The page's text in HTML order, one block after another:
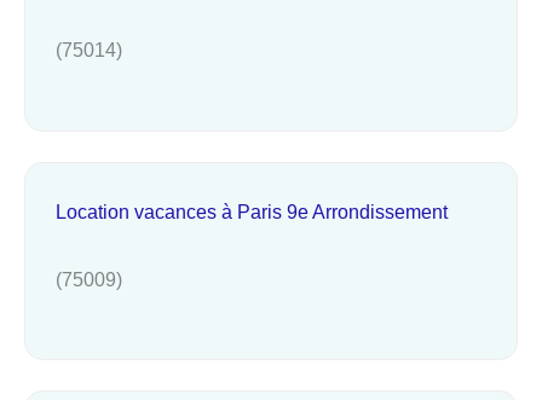
(75014)
Location vacances à Paris 9e Arrondissement
(75009)